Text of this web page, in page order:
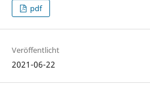
pdf
Veröffentlicht
2021-06-22